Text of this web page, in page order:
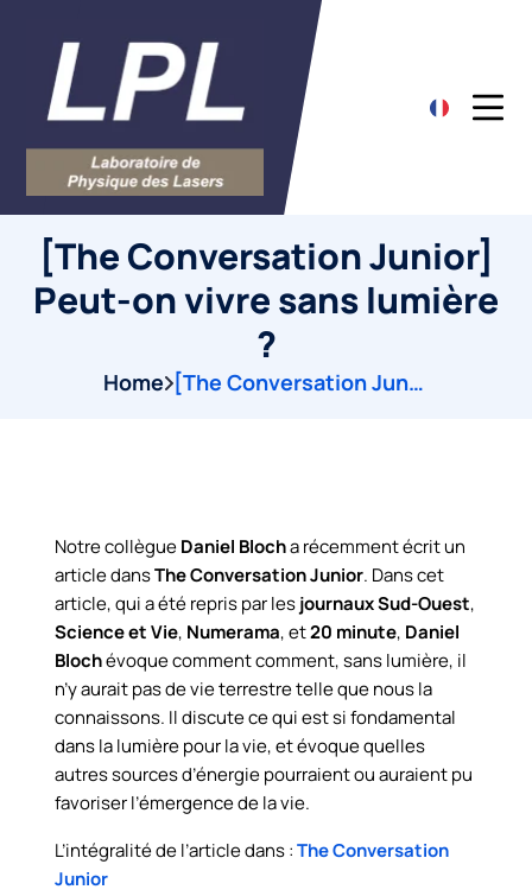
[The Conversation Junior]
Peut-on vivre sans lumière
?
Home [The Conversation Junior] Peut-on vivre sans lumière ?
Notre collègueDaniel Blocha récemment écrit un
article dansThe Conversation Junior. Dans cet
article, qui a été repris par lesjournaux Sud-Ouest,
Science et Vie, Numerama, et20 minute, Daniel
Blochévoque comment comment, sans lumière, il
n’y aurait pas de vie terrestre telle que nous la
connaissons. Il discute ce qui est si fondamental
dans la lumière pour la vie, et évoque quelles
autres sources d’énergie pourraient ou auraient pu
favoriser l’émergence de la vie.
L’intégralité de l’article dans :The Conversation
Junior